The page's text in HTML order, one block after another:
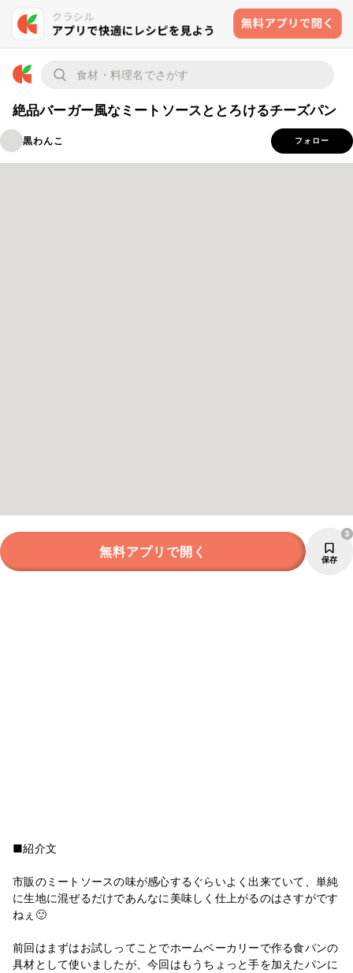
絶品バーガー風なミートソースととろけるチーズパン
黒わんこ フォロー
無料アプリで開く 保存
3
■紹介文
市販のミートソースの味が感心するぐらいよく出来ていて、単純
に生地に混ぜるだけであんなに美味しく仕上がるのはさすがです
ねぇ🙂
前回はまずはお試しってことでホームベーカリーで作る食パンの
具材として使いましたが、今回はもうちょっと手を加えたパンに